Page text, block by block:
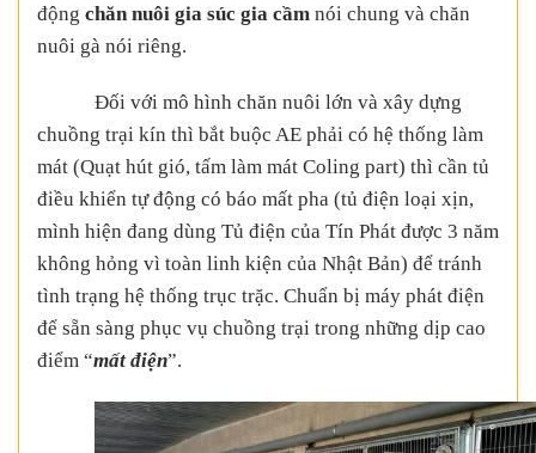
động chăn nuôi gia súc gia cầm nói chung và chăn
nuôi gà nói riêng.
Đối với mô hình chăn nuôi lớn và xây dựng
chuồng trại kín thì bắt buộc AE phải có hệ thống làm
mát (Quạt hút gió, tấm làm mát Coling part) thì cần tủ
điều khiển tự động có báo mất pha (tủ điện loại xịn,
mình hiện đang dùng Tủ điện của Tín Phát được 3 năm
không hỏng vì toàn linh kiện của Nhật Bản) để tránh
tình trạng hệ thống trục trặc. Chuẩn bị máy phát điện
để sẵn sàng phục vụ chuồng trại trong những dịp cao
điểm “mất điện”.